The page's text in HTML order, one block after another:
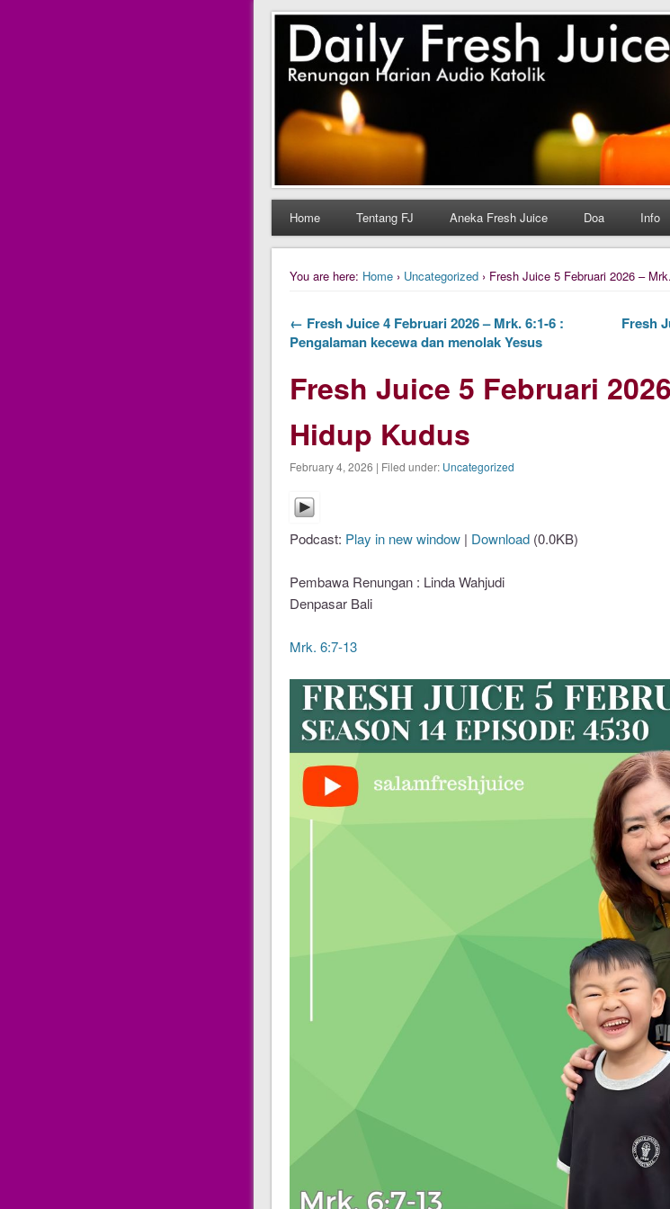
Daily Fresh Juice
Daily Fresh Juice Renungan Harian Katolik Menyejukkan dan Menyegarkan
Home Tentang FJ Aneka Fresh Juice Doa Info
You are here: Home› Uncategorized› Fresh Juice 5 Februari 2026 –
← Fresh Juice 4 Februari 2026 – Mrk. 6:1-6 :
Pengalaman kecewa dan menolak Yesus
Fresh
Fresh Juice 5 Februari
Hidup Kudus
February 4, 2026 | Filed under: Uncategorized
Podcast: Play in new window| Download(0.0KB)
Pembawa Renungan : Linda Wahjudi
Denpasar Bali
Mrk. 6:7-13